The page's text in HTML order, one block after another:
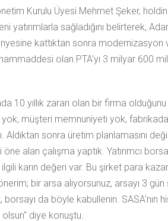
Kurulu Üyesi Mehmet Şeker,
yatırımlarla sağladığını belirterek,
kattıktan sonra modernizasyon
olan PTA'yı 3 milyar 600
10 yıllık zararı olan bir firma
müşteri memnuniyeti yok,
Aldıktan sonra üretim planlamasını
alan çalışma yaptık. Yatırımcı
karın değeri var. Bu şirket para
önerim; bir arsa alıyorsunuz, arsayı 3
borsayı da böyle kabullenin. SASA'nın
diye konuştu.